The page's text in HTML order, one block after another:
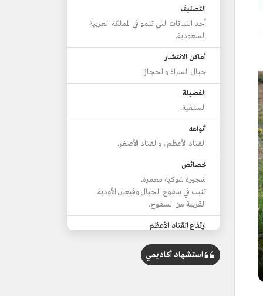
التصنيف
أحد النباتات التي تنمو في المملكة العربية
السعودية.
أماكن الانتشار
جبال السراة والحجاز.
الفصيلة
السنفية.
أنواعه
القتاد الأعظم، والقتاد الأصغر.
خصائص
شجيرة شوكية معمرة.
تنبت في سفوح الجبال وقيعان الأودية
القريبة من السفوح.
ارتفاع القتاد الأعظم
ارتفاع القتاد الأصغر
استشهاد أكاديمي